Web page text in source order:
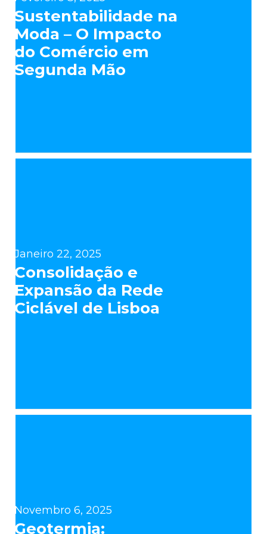
Sustentabilidade na
Moda – O Impacto
do Comércio em
Segunda Mão
Janeiro 22, 2025
Consolidação e
Expansão da Rede
Ciclável de Lisboa
Novembro 6, 2025
Geotermia: